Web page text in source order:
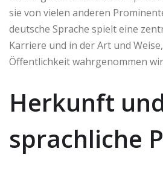
sie von vielen anderen
deutsche Sprache spielt eine
Karriere und in der Art und
Öffentlichkeit wahrgenommen
Herkunft
sprachliche